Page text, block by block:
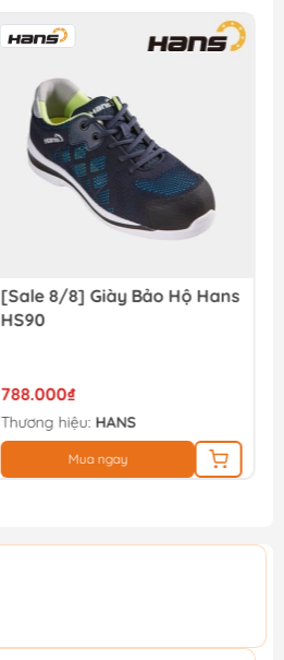
[Sale 8/8] Giày Bảo Hộ Hans
HS90
788.000₫
Thương hiệu: HANS
Mua ngay